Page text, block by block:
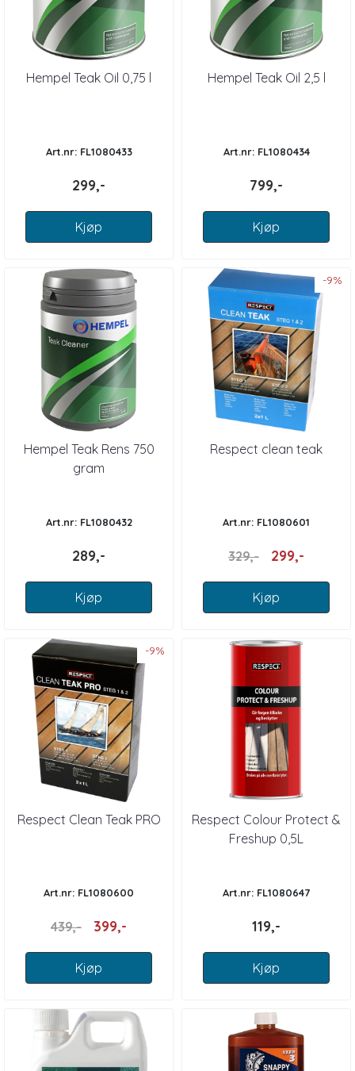
Hempel Teak Oil 0,75 l
Art.nr: FL1080433
299,-
Kjøp
Hempel Teak Oil 2,5 l
Art.nr: FL1080434
799,-
Kjøp
Hempel Teak Rens 750
gram
Art.nr: FL1080432
289,-
Kjøp
-9%
Respect clean teak
Art.nr: FL1080601
329,- 299,-
Kjøp
-9%
Respect Clean Teak PRO
Art.nr: FL1080600
439,- 399,-
Kjøp
Respect Colour Protect &
Freshup 0,5L
Art.nr: FL1080647
119,-
Kjøp